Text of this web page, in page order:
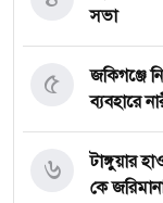
সভা
জকিগঞ্জে
ব্যবহারে
৫
টাঙ্গুয়ার
কে
৬